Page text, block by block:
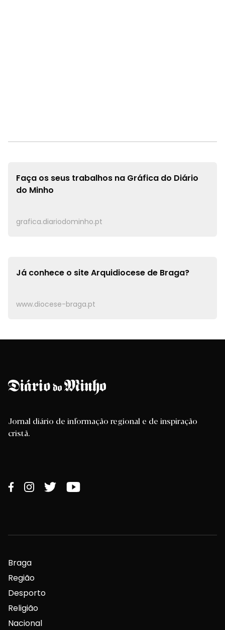
Faça os seus trabalhos na Gráfica do Diário
do Minho
grafica.diariodominho.pt
Já conhece o siteArquidiocese de Braga?
www.diocese-braga.pt
Jornal diário de informação regional e de inspiração
cristã.
Braga
Região
Desporto
Religião
Nacional